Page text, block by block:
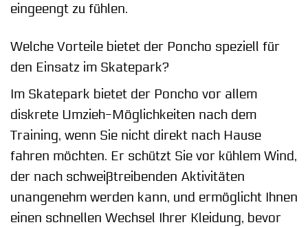
eingeengt zu fühlen.
Welche Vorteile bietet der Poncho speziell für
den Einsatz im Skatepark?
Im Skatepark bietet der Poncho vor allem
diskrete Umzieh-Möglichkeiten nach dem
Training, wenn Sie nicht direkt nach Hause
fahren möchten. Er schützt Sie vor kühlem Wind,
der nach schweißtreibenden Aktivitäten
unangenehm werden kann, und ermöglicht Ihnen
einen schnellen Wechsel Ihrer Kleidung, bevor